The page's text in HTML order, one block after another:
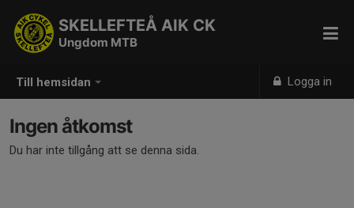
Till hemsidan Logga in
SKELLEFTEÅ AIK CK
Ungdom MTB
Ingen åtkomst
Du har inte tillgång att se denna sida.